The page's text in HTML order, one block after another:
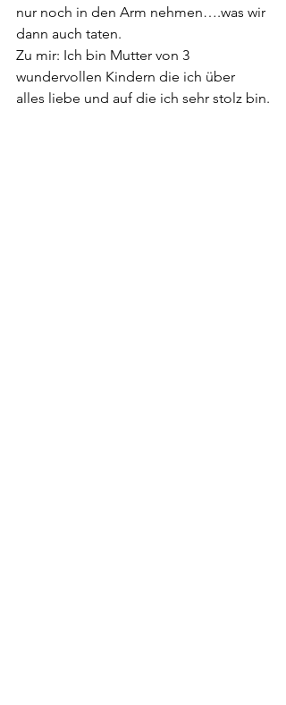
nur noch in den Arm nehmen….was wir
dann auch taten.
Zu mir: Ich bin Mutter von 3
wundervollen Kindern die ich über
alles liebe und auf die ich sehr stolz bin.